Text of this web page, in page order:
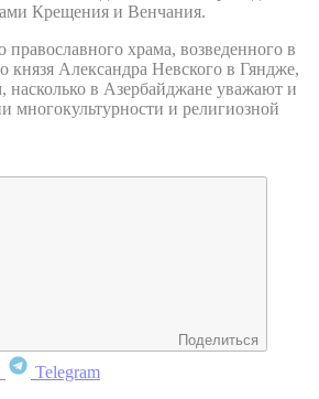
Крещения и Венчания.
православного храма, возведенного в
князя Александра Невского в Гяндже,
насколько в Азербайджане уважают и
многокультурности и религиозной
Поделиться
Telegram